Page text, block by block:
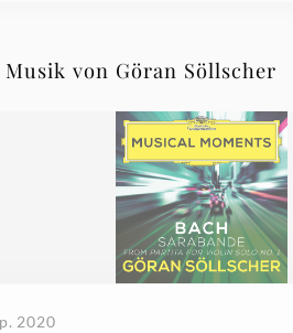
von Göran Söllscher
2020